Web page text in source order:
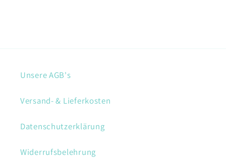
Unsere AGB's
Versand- & Lieferkosten
Datenschutzerklärung
Widerrufsbelehrung